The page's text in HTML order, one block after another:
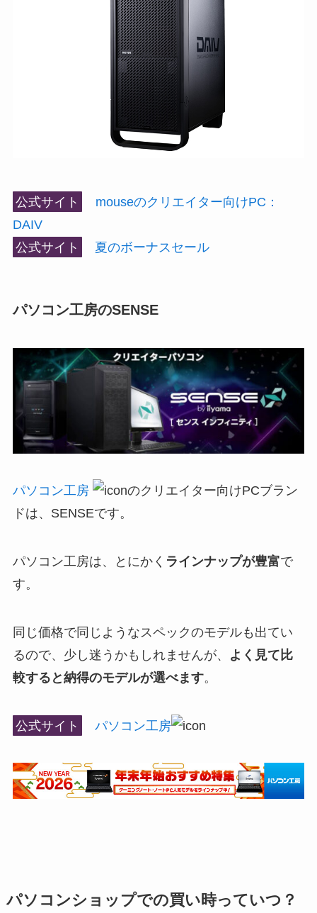
公式サイト
mouseのクリエイター向けPC：
DAIV
公式サイト
夏のボーナスセール
パソコン工房のSENSE
パソコン工房
のクリエイター向けPCブラン
ドは、SENSEです。
パソコン工房は、とにかく ラインナップが豊富で
す。
同じ価格で同じようなスペックのモデルも出てい
るので、少し迷うかもしれませんが、
よく見て比
較すると納得のモデルが選べます。
公式サイト パソコン工房
パソコンショップでの買い時っていつ？